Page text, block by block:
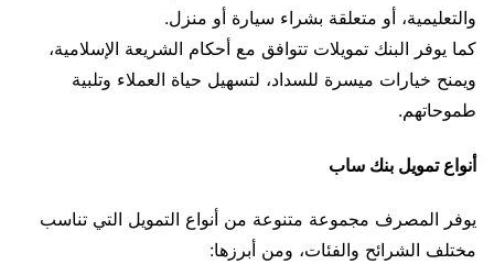
والتعليمية، أو متعلقة بشراء سيارة أو منزل.
كما يوفر البنك تمويلات تتوافق مع أحكام الشريعة الإسلامية،
ويمنح خيارات ميسرة للسداد، لتسهيل حياة العملاء وتلبية
طموحاتهم.
أنواع تمويل بنك ساب
يوفر المصرف مجموعة متنوعة من أنواع التمويل التي تناسب
مختلف الشرائح والفئات، ومن أبرزها: